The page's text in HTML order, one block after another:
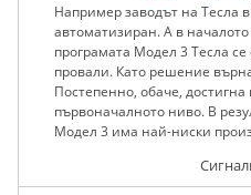
Например заводът на Тесла
автоматизиран. А в
програмата Модел 3 Тесла
провали. Като решение
Постепенно, обаче,
първоначалното ниво. В
Модел 3 има най-ниски